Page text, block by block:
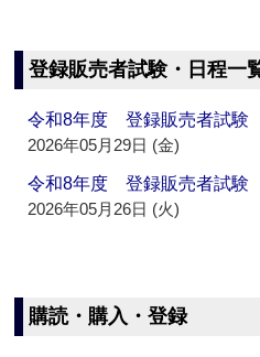
登録販売者試験・日程一
令和8年度 登録販売者試
2026年05月29日 (金)
令和8年度 登録販売者試
2026年05月26日 (火)
購読・購入・登録